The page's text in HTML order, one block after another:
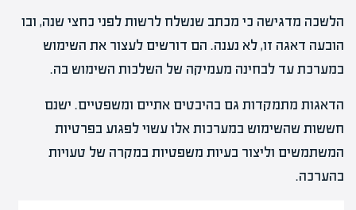
הלשכה מדגישה כי מכתב שנשלח לרשות לפני כחצי שנה, ובו
הובעה דאגה זו, לא נענה. הם דורשים לעצור את השימוש
במערכת עד לבחינה מעמיקה של השלכות השימוש בה.
הדאגות מתמקדות גם בהיבטים אתיים ומשפטיים. ישנם
חששות שהשימוש במערכות אלו עשוי לפגוע בפרטיות
המשתמשים וליצור בעיות משפטיות במקרה של טעויות
בהערכה.